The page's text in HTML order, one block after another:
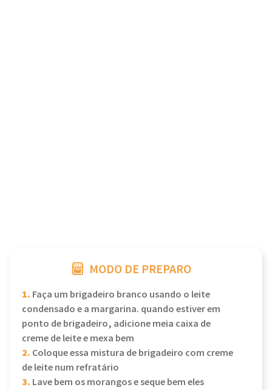
MODO DE PREPARO
1. Faça um brigadeiro branco usando o leite
condensado e a margarina. quando estiver em
ponto de brigadeiro, adicione meia caixa de
creme de leite e mexa bem
2. Coloque essa mistura de brigadeiro com creme
de leite num refratário
3. Lave bem os morangos e seque bem eles